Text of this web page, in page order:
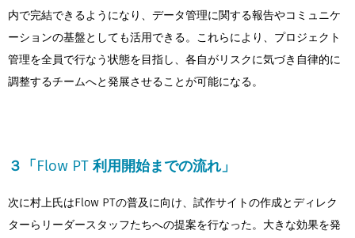
内で完結できるようになり、データ管理に関する報告やコミュニケ
ーションの基盤としても活用できる。これらにより、プロジェクト
管理を全員で行なう状態を目指し、各自がリスクに気づき自律的に
調整するチームへと発展させることが可能になる。
３「Flow PT 利用開始までの流れ」
次に村上氏はFlow PTの普及に向け、試作サイトの作成とディレク
ターらリーダースタッフたちへの提案を行なった。大きな効果を発